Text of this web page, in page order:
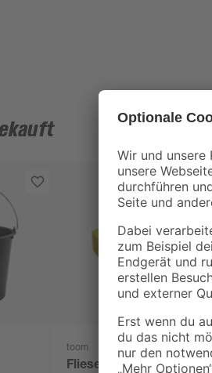
toom
Fliesenschwamm 165